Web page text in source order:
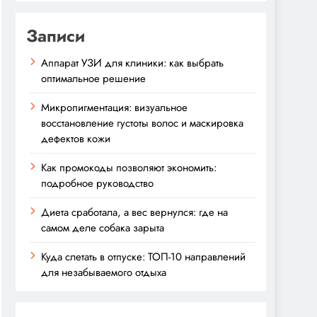
Записи
Аппарат УЗИ для клиники: как выбрать
оптимальное решение
Микропигментация: визуальное
восстановление густоты волос и маскировка
дефектов кожи
Как промокоды позволяют экономить:
подробное руководство
Диета сработала, а вес вернулся: где на
самом деле собака зарыта
Куда слетать в отпуске: ТОП-10 направлений
для незабываемого отдыха